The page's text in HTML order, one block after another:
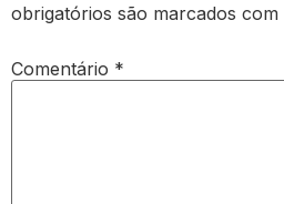
obrigatórios são marcados com
Comentário *